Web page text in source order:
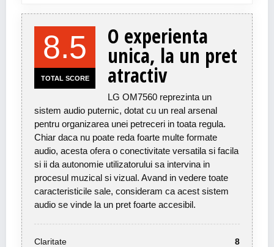
8.5
TOTAL SCORE
O experienta
unica, la un pret
atractiv
LG OM7560 reprezinta un
sistem audio puternic, dotat cu un real arsenal
pentru organizarea unei petreceri in toata regula.
Chiar daca nu poate reda foarte multe formate
audio, acesta ofera o conectivitate versatila si facila
si ii da autonomie utilizatorului sa intervina in
procesul muzical si vizual. Avand in vedere toate
caracteristicile sale, consideram ca acest sistem
audio se vinde la un pret foarte accesibil.
Claritate 8